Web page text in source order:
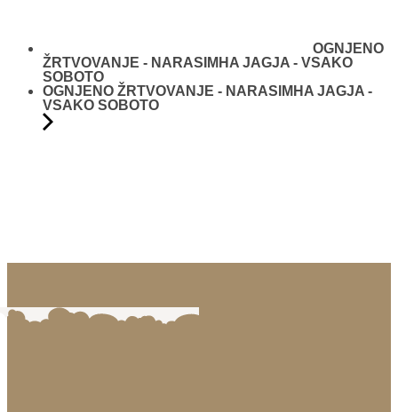
OGNJENO
ŽRTVOVANJE - NARASIMHA JAGJA - VSAKO
SOBOTO
OGNJENO ŽRTVOVANJE - NARASIMHA JAGJA -
VSAKO SOBOTO